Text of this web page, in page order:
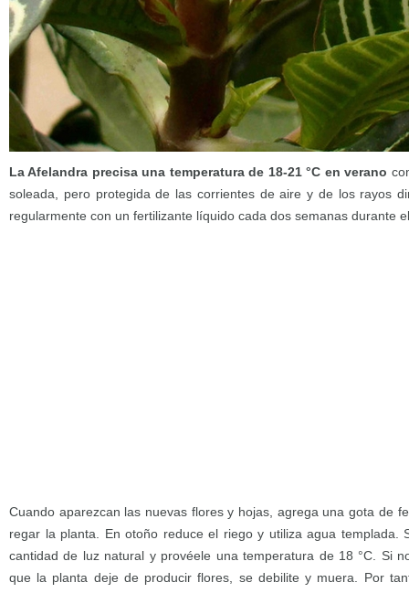
La Afelandra precisa una temperatura de 18-21°C en verano
soleada, pero protegida de las corrientes de aire y de los rayos
regularmente con un fertilizante líquido cada dos semanas durante
Cuando aparezcan las nuevas flores y hojas, agrega una gota de
regar la planta. En otoño reduce el riego y utiliza agua templada.
cantidad de luz natural y provéele una temperatura de 18 °C. Si
que la planta deje de producir flores, se debilite y muera. Por